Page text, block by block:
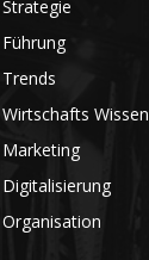
Strategie
Führung
Trends
Wirtschafts Wissen
Marketing
Digitalisierung
Organisation